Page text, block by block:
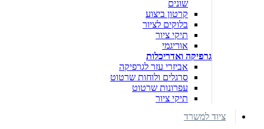
שונים
קרטון ביצוע
בלוקים לציור
תיקי ציור
אוריגמי
גרפיקה ואדריכלות
אביזרי עזר לגרפיקה
סרגלים ולוחות שרטוט
עפרונות שרטוט
תיקי ציור
ציוד למשרד